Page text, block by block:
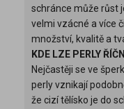
schránce může růst
velmi vzácné a více
množství, kvalitě a
KDE LZE PERLY
Nejčastěji se ve
perly vznikají
že cizí tělísko je do